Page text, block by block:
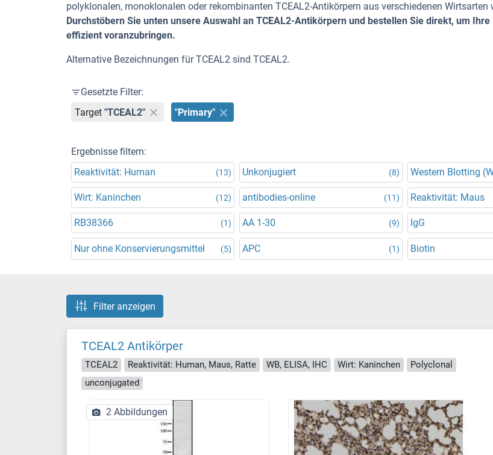
polyklonalen, monoklonalen oder rekombinanten TCEAL2-Antikörpern aus verschiedenen Wirtsarten
Durchstöbern Sie unten unsere Auswahl an TCEAL2-Antikörpern und bestellen Sie direkt, um Ihre
effizient voranzubringen.
Alternative Bezeichnungen für TCEAL2 sind TCEAL2.
Gesetzte Filter:
Target "TCEAL2" "Primary"
Ergebnisse filtern:
Reaktivität: Human
(13) Unkonjugiert (8) Western Blotting
Wirt: Kaninchen (12) antibodies-online (11) Reaktivität: Maus
RB38366 (1) AA 1-30 (9) IgG
Nur ohne Konservierungsmittel (5) APC (1) Biotin
Filter anzeigen
TCEAL2 Antikörper
TCEAL2 Reaktivität: Human, Maus, Ratte WB, ELISA, IHC Wirt: Kaninchen
Polyclonal
unconjugated
2 Abbildungen